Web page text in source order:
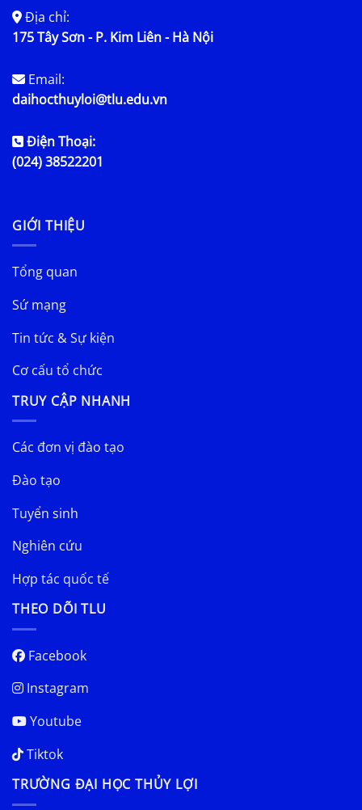
Địa chỉ:
175 Tây Sơn - P. Kim Liên - Hà Nội
Email:
daihocthuyloi@tlu.edu.vn
Điện Thoại:
(024) 38522201
GIỚI THIỆU
Tổng quan
Sứ mạng
Tin tức & Sự kiện
Cơ cấu tổ chức
TRUY CẬP NHANH
Các đơn vị đào tạo
Đào tạo
Tuyển sinh
Nghiên cứu
Hợp tác quốc tế
THEO DÕI TLU
Facebook
Instagram
Youtube
Tiktok
TRƯỜNG ĐẠI HỌC THỦY LỢI